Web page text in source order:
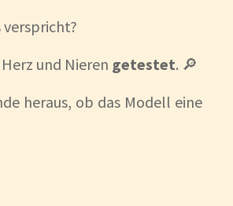
verspricht?
und Nieren getestet. 🔎
heraus, ob das Modell eine